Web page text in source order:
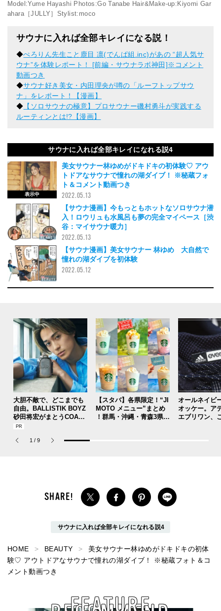
Model:Yume Hayashi Photos:Go Tanabe Hair&Make-up:Kiyomi Gar
ahara［JULLY］Stylist:moco
サウナに入れば全部キレイになる説！
◆ぺろりん先生こと鹿目 凛(でんぱ組.inc)があの “超人気サ
ウナ”を体験レポート！ [前編・サウナラボ神田]※コメント
動画つき
◆サウナ好き美女・内田理央が噂の「ルーフトップサウ
ナ」をレポート！【漫画】
◆ 【ソロサウナの極意】プロサウナー磯村勇斗が実践する
ルーティンとは!?【漫画】
サウナに入れば全部キレイになれる説4
美女サウナー林ゆめがドキドキの初体験♡ アウ
トドアなサウナで憧れの湖ダイブ！ ※秘蔵フォ
ト＆コメント動画つき
2022.05.13
【サウナ漫画】今もっともホットなソロサウナ潜
入！ロウリュも水風呂も夢の完全マイペース［渋
谷：マイサウナ暖力］
2022.05.13
【サウナ漫画】美女サウナー 林ゆめ 大自然で
憧れの湖ダイブを初体験
2022.05.12
大胆不敵で、どこまでも
自由。BALLISTIK BOYZ
砂田将宏がまとうCOACH
の新作フレグランス「コ
パルファム」
【スタバ】各県限定！“JI
MOTO メニュー”まとめ
！群馬・沖縄・青森3県分
オールネイビ
オッケー。ア
エブリワン、
1 / 9
サウナに入れば全部キレイになれる説4
HOME BEAUTY
美女サウナー林ゆめがドキドキの初体
験♡ アウトドアなサウナで憧れの湖ダイブ！ ※秘蔵フォト＆コ
メント動画つき
FEATURE